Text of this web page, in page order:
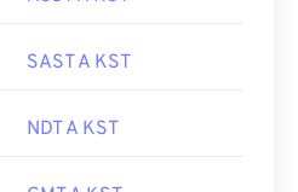
SAST A KST
NDT A KST